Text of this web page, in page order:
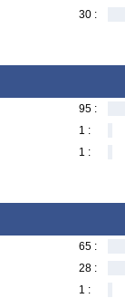
30 :
95 :
1 :
1 :
65 :
28 :
1 :